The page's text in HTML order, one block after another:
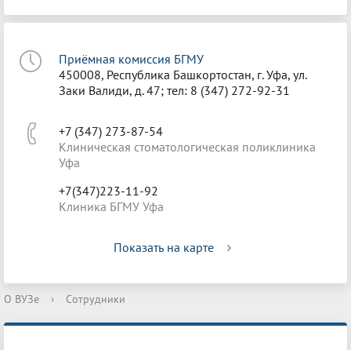
Приёмная комиссия БГМУ
450008, Республика Башкортостан, г. Уфа, ул.
Заки Валиди, д. 47; тел: 8 (347) 272-92-31
+7 (347) 273-87-54
Клиническая стоматологическая поликлиника
Уфа
+7(347)223-11-92
Клиника БГМУ Уфа
Показать на карте
О ВУЗе › Сотрудники